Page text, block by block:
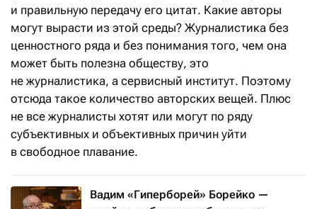
и правильную передачу его цитат. Какие авторы
могут вырасти из этой среды? Журналистика без
ценностного ряда и без понимания того, чем она
может быть полезна обществу, это
не журналистика, а сервисный институт. Поэтому
отсюда такое количество авторских вещей. Плюс
не все журналисты хотят или могут по ряду
субъективных и объективных причин уйти
в свободное плавание.
Вадим «Гиперборей» Борейко —